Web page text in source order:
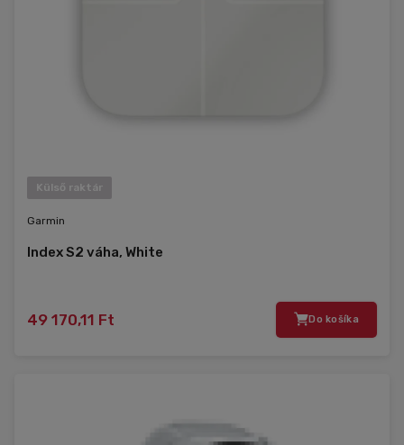
Külső raktár
Garmin
Index S2 váha, White
49 170,11 Ft Do košíka